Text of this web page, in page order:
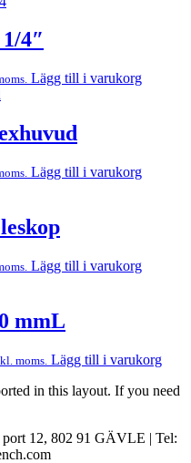
4″
Lägg till i varukorg
Lägg till i varukorg
Lägg till i varukorg
mmL
moms. Lägg till i varukorg
in this layout. If you need
12, 802 91 GÄVLE | Tel: